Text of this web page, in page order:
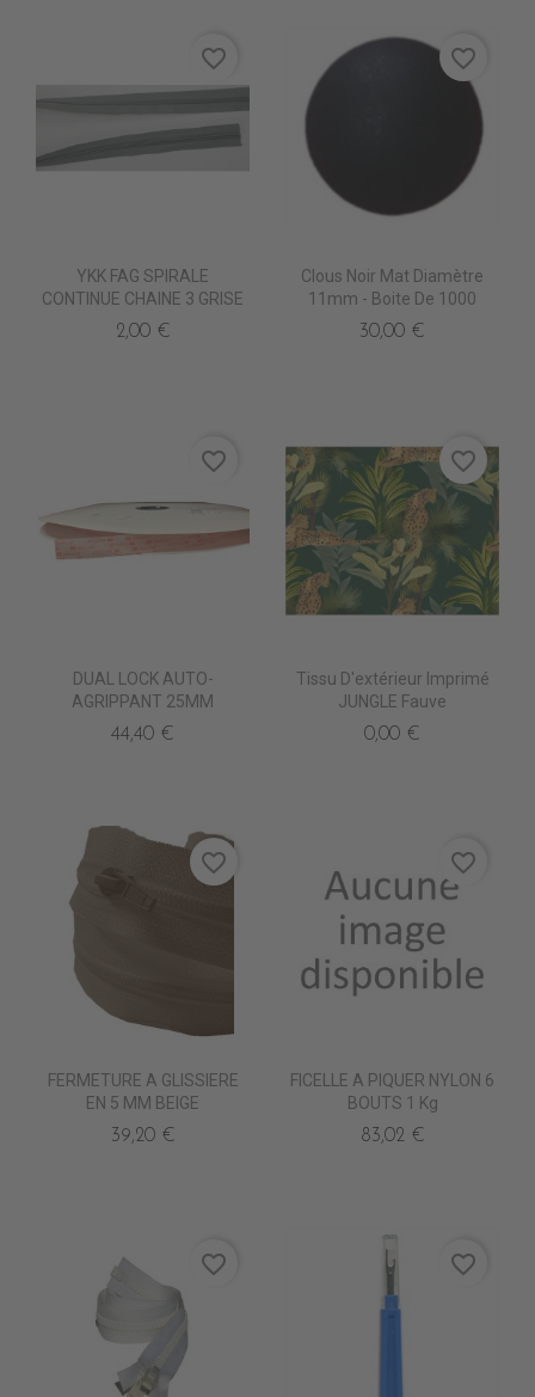
YKK FAG SPIRALE
CONTINUE CHAINE 3 GRISE
2,00 €
favorite_border
Clous Noir Mat Diamètre
11mm - Boite De 1000
30,00 €
favorite_border
DUAL LOCK AUTO-
AGRIPPANT 25MM
44,40 €
favorite_border
Tissu D'extérieur Imprimé
JUNGLE Fauve
0,00 €
favorite_border
FERMETURE A GLISSIERE
EN 5 MM BEIGE
39,20 €
favorite_border
FICELLE A PIQUER NYLON 6
BOUTS 1 Kg
83,02 €
favorite_border
favorite_border favorite_border